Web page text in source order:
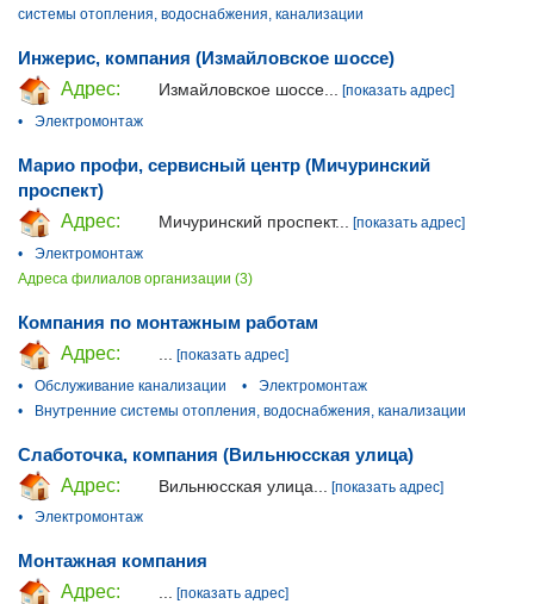
системы отопления, водоснабжения, канализации
Инжерис, компания (Измайловское шоссе)
Адрес:
Измайловское шоссе... [показать адрес]
•
Электромонтаж
Марио профи, сервисный центр (Мичуринский
проспект)
Адрес:
Мичуринский проспект...
[показать адрес]
•
Электромонтаж
Адреса филиалов организации (3)
Компания по монтажным работам
Адрес:
[показать адрес]
•
Обслуживание канализации •
Электромонтаж
•
Внутренние системы отопления, водоснабжения, канализации
Слаботочка, компания (Вильнюсская улица)
Адрес:
Вильнюсская улица...
[показать адрес]
•
Электромонтаж
Монтажная компания
Адрес:
... [показать адрес]